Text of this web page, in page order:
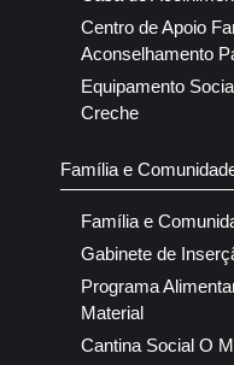
Centro de Apoio
Aconselhamento
Equipamento
Creche
Família e
Família e
Gabinete de
Programa
Material
Cantina Social O